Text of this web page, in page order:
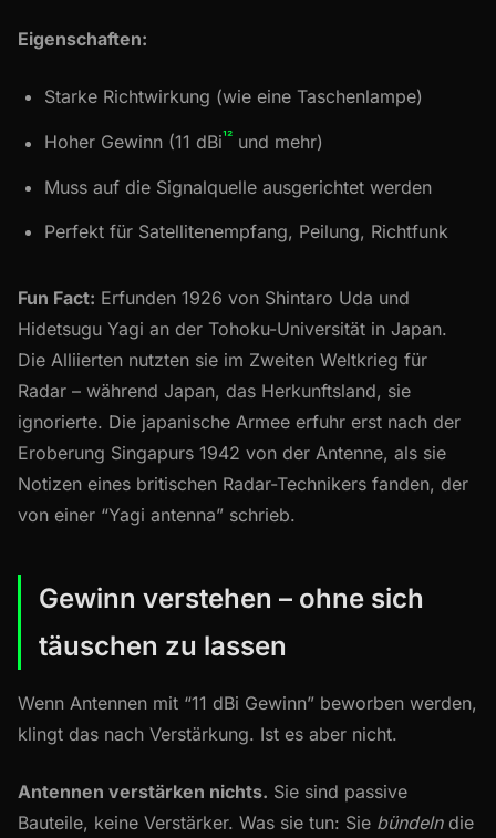
Eigenschaften:
Starke Richtwirkung (wie eine Taschenlampe)
Hoher Gewinn (11 dBi¹² und mehr)
Muss auf die Signalquelle ausgerichtet werden
Perfekt für Satellitenempfang, Peilung, Richtfunk
Fun Fact: Erfunden 1926 von Shintaro Uda und
Hidetsugu Yagi an der Tohoku-Universität in Japan.
Die Alliierten nutzten sie im Zweiten Weltkrieg für
Radar – während Japan, das Herkunftsland, sie
ignorierte. Die japanische Armee erfuhr erst nach der
Eroberung Singapurs 1942 von der Antenne, als sie
Notizen eines britischen Radar-Technikers fanden, der
von einer “Yagi antenna” schrieb.
Gewinn verstehen – ohne sich
täuschen zu lassen
Wenn Antennen mit “11 dBi Gewinn” beworben werden,
klingt das nach Verstärkung. Ist es aber nicht.
Antennen verstärken nichts. Sie sind passive
Bauteile, keine Verstärker. Was sie tun: Sie bündelndie